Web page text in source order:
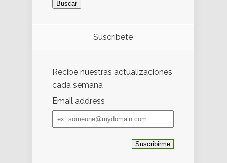
Suscríbete
Recibe nuestras actualizaciones
cada semana
Email address
Email
address